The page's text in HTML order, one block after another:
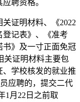
聘资格。
证明材料、《2022
记表》、《准考
书》及一寸正面免冠
关证明材料主要包
学校核发的就业推
应聘的，提交二代
1月22日之前取